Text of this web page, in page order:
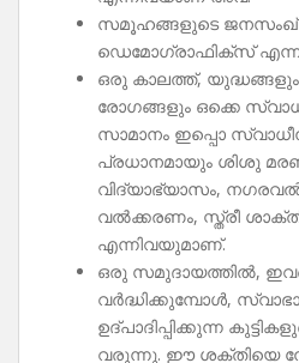
സമൂഹങ്ങളുടെ
ഡെമോഗ്രാഫിക്സ്
ഒരു കാലത്ത്,
രോഗങ്ങളും ഒക്കെ
സാമാനം ഇപ്പൊ
പ്രധാനമായും ശിശു
വിദ്യാഭ്യാസം,
വൽക്കരണം, സ്ത്രീ
എന്നിവയുമാണ്.
ഒരു സമുദായത്തിൽ,
വർദ്ധിക്കുമ്പോൾ,
ഉദ്‌പാദിപ്പിക്കുന്ന
വരുന്നു. ഈ ശക്തിയെ